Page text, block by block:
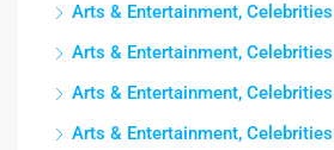
Arts & Entertainment, Celebrities
Arts & Entertainment, Celebrities
Arts & Entertainment, Celebrities
Arts & Entertainment, Celebrities